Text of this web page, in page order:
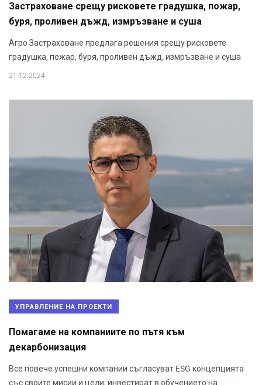
Застраховане срещу рисковете градушка, пожар,
буря, проливен дъжд, измръзване и суша
Агро Застраховане предлага решения срещу рисковете
градушка, пожар, буря, проливен дъжд, измръзване и суша
21.12.2024
УПРАВЛЕНИЕ НА ПРОЕКТИ
Помагаме на компаниите по пътя към
декарбонизация
Все повече успешни компании съгласуват ESG концепцията
със своите мисии и цели, инвестират в обучението на